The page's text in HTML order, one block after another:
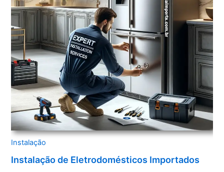
Instalação
Instalação de Eletrodomésticos Importados